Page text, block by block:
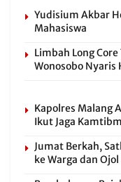
Yudisium Akbar
Mahasiswa
Limbah Long
Wonosobo Nyaris
Kapolres Malang
Ikut Jaga
Jumat Berkah,
ke Warga dan Ojol